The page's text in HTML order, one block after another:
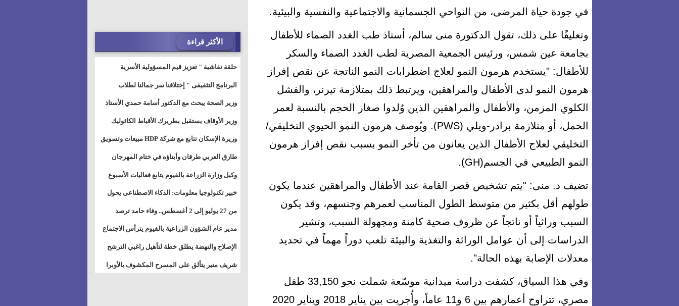
في جودة حياة المرضى، من النواحي الجسمانية والاجتماعية والنفسية والبيئية.
وتعليقًا على ذلك، تقول الدكتورة منى سالم، أستاذ طب الغدد الصماء للأطفال
بجامعة عين شمس، ورئيس الجمعية المصرية لطب الغدد الصماء والسكر
للأطفال: "يستخدم هرمون النمو لعلاج اضطرابات النمو الناتجة عن نقص إفراز
هرمون النمو لدى الأطفال والمراهقين، ويرتبط ذلك بمتلازمة تيرنر، والفشل
الكلوي المزمن، والأطفال والمراهقين الذين وُلدوا صغار الحجم بالنسبة لعمر
الحمل، أو متلازمة برادر-ويلي (PWS). ويُوصف هرمون النمو الحيوي التخليقي/
التخليقي لعلاج الأطفال الذين يعانون من تأخر النمو بسبب نقص إفراز هرمون
النمو الطبيعي في الجسم(GH).
تضيف د. منى: "يتم تشخيص قصر القامة عند الأطفال والمراهقين عندما يكون
طولهم أقل بكثير من متوسط الطول المناسب لعمرهم وجنسهم، وقد يكون
السبب وراثياً أو ناتجاً عن ظروف صحية كامنة ومجهولة السبب، وتشير
الدراسات إلى أن عوامل الوراثة والتغذية والبيئة تلعب دوراً مهماً في تحديد
معدلات الإصابة بهذه الحالة".
وفي هذا السياق، كشفت دراسة ميدانية موسّعة شملت نحو 33,150 طفل
مصري، تتراوح أعمارهم بين 6 و11 عاماً، وأُجريت بين يناير 2018 ويناير 2020
الأكثر قراءة
حلقة نقاشية " تعزيز قيم المسؤولية الأسرية
البرنامج التثقيفى " إختلافنا سر جمالنا لطلاب
وطالبات ذوى الهمهم" بمدارس التربية الخاصة
وزير الصحة يبحث مع الدكتور أسامة حمدي الأستاذ
بجامعة هارفارد توسيع برامج التوعية بمرض السكري
وزير الأوقاف يستقبل بطريرك الأقباط الكاثوليك
وزيرة الإسكان تتابع مع شركة HDP مبيعات وتسويق
مشروعات المدن الجديدة
طارق العربي طرقان وأبناؤه في ختام المهرجان
الصيفي للموسيقى والغناء بالمسرح المكشوف
وكيل وزارة الزراعة بالفيوم يتابع فعاليات الأسبوع
خبير تكنولوجيا معلومات: الذكاء الاصطناعى يحول
المستخدم إلى سلعة فى اقتصاد الانتباه
من 27 يوليو إلى 2 أغسطس.. وفاء حامد ترصد
تأثيرات أقوى الاتصالات الفلكية على الأبراج
مدير عام الشؤون الزراعية بالفيوم يترأس الاجتماع
الدوري لمتابعة الحصر الحيازي الجديدة
الإصلاح والنهضة يطلق خطة لتأهيل راغبي الترشح
للمجالس الشعبية المحلية ويستعرض خطط أماناته
بالمحافظات
شريف منير يتألق على المسرح المكشوف بالأوبرا